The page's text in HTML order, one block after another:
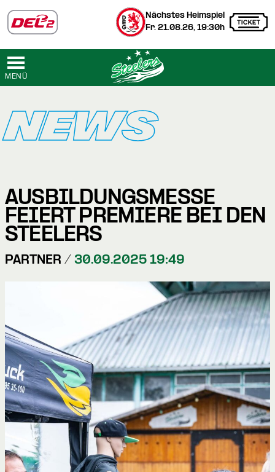
Nächstes Heimspiel
Fr. 21.08.26, 19:30h
MENÜ
NEWS
AUSBILDUNGSMESSE
FEIERT PREMIERE BEI DEN
STEELERS
PARTNER / 30.09.2025 19:49